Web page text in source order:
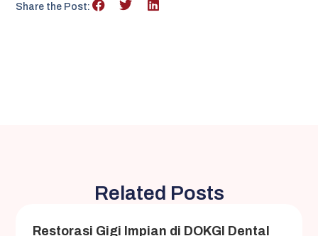
Share the Post:
Related Posts
Restorasi Gigi Impian di DOKGI Dental